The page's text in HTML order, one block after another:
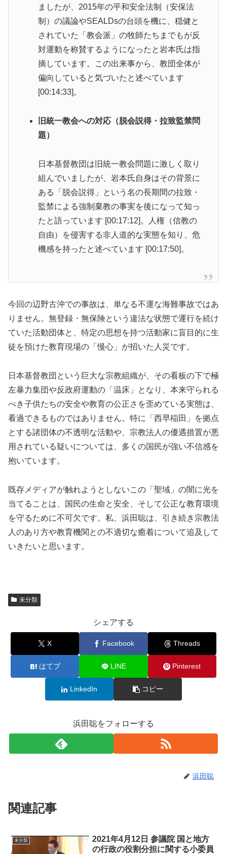
ましたが、2015年の平和安全法制（安保法
制）の議論やSEALDsの台頭を機に、穏健と
されていた「教会派」の牧師たちまでもが反
対運動を称賛するようになったと岩本氏は指
摘しています。この出来事から、教団全体が
偏向していると気づいたと述べています
[00:14:33]。
旧統一教会への対応（脱会説得・拉致監禁問
題）
日本基督教団は旧統一教会問題に激しく取り
組んでいましたが、岩本氏自身はその背景に
ある「脱会説得」という名の長期間の拉致・
監禁による強制棄教の事実を後になって知っ
たと語っています [00:17:12]。人権（信教の
自由）を侵害する非人道的な実態を知り、危
機感を持ったと述べています [00:17:50]。
今回の辺野古沖での事故は、単なる不運な海難事故ではあ
りません。無登録・無保険という違法な状態で運行を続け
ていた活動団体と、特定の思想を持つ活動家に盲目的に生
徒を預けた教育現場の「慢心」が招いた人災です。
日本基督教団という巨大な宗教組織が、その看板の下で極
左暴力集団や反政府運動の「温床」となり、本来守られる
べき子供たちの安全や教育の公正さを歪めている実態は、
看過できるものではありません。特に「西早稲田」を拠点
とする諸団体の不透明な活動や、宗教法人の優遇措置が悪
用されている疑いについては、多くの国民が強い不信感を
抱いています。
既存メディアが触れようとしないこの「聖域」の闇に光を
当てることは、国民の生命と安全、そして公正な教育環境
を守るために不可欠です。私、浜田聡は、引き続き宗教法
人のあり方や教育機関との不適切な癒着について追及して
いきたいと思います。
未分類
シェアする
X Facebook Threads
はてブ LINE Pinterest
LinkedIn コピー
浜田聡をフォローする
浜田聡
関連記事
未分類
2021年4月12日 参議院 国と地方
の行政の役割分担に関する小委員